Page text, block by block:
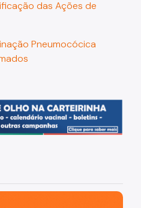
das Ações de
Pneumocócica
resiliente e sustentável